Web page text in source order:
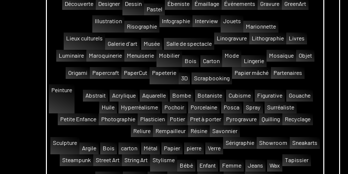
Découverte
Designer
Dessin
Pastel
Ébeniste Émaillage Événements Gravure GreenArt
Illustration
Risographie
Infographie Interview
Jouets
Marionnette
Lieux culturels
Galerie d'art
Musée Salle de spectacle
Linogravure Lithographie Livres
Luminaire Maroquinerie Menuiserie
Mobilier
Bois
Carton
Mode
Lingerie
Mosaïque Objet
Origami Papercraft PaperCut
Papeterie
3D
Scrapbooking
Papier mâché Partenaires
Peinture
Abstrait
Acrylique Aquarelle Bombe Botaniste Cubisme Figurative
Gouache
Huile
Hyperréalisme Pochoir Porcelaine Posca Spray
Surréaliste
Petite Enfance
Photographie Plasticien Potier Pret à porter Pyrogravure Quilling
Recyclage
Reliure
Rempailleur Résine
Savonnier
Sculpture
Argile
Bois carton Métal Papier pierre Verre
Sérigraphie Showroom Sneakarts
Steampunk Street Art String Art
Stylisme
Bébé
Enfant Femme Jeans Wax
Tapissier